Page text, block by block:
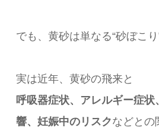
でも、黄砂は単なる“砂ぼこり
実は近年、黄砂の飛来と
呼吸器症状、アレルギー症
響、妊娠中のリスクなどとの